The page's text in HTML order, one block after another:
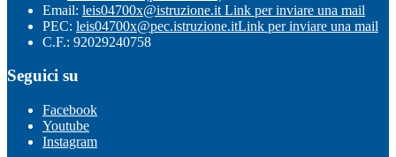
Email: leis04700x@istruzione.it Link per inviare una mail
PEC: leis04700x@pec.istruzione.itLink per inviare una mail
C.F.: 92029240758
Seguici su
Facebook
Youtube
Instagram